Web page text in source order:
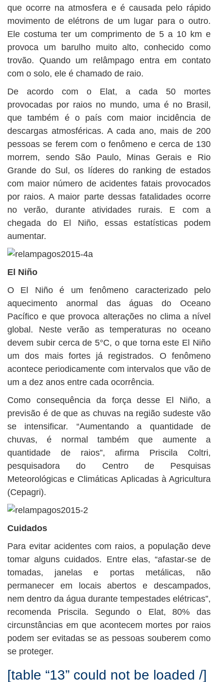
que ocorre na atmosfera e é causada pelo rápido
movimento de elétrons de um lugar para o outro.
Ele costuma ter um comprimento de 5 a 10 km e
provoca um barulho muito alto, conhecido como
trovão. Quando um relâmpago entra em contato
com o solo, ele é chamado de raio.
De acordo com o Elat, a cada 50 mortes
provocadas por raios no mundo, uma é no Brasil,
que também é o país com maior incidência de
descargas atmosféricas. A cada ano, mais de 200
pessoas se ferem com o fenômeno e cerca de 130
morrem, sendo São Paulo, Minas Gerais e Rio
Grande do Sul, os líderes do ranking de estados
com maior número de acidentes fatais provocados
por raios. A maior parte dessas fatalidades ocorre
no verão, durante atividades rurais. E com a
chegada do El Niño, essas estatísticas podem
aumentar.
El Niño
O El Niño é um fenômeno caracterizado pelo
aquecimento anormal das águas do Oceano
Pacífico e que provoca alterações no clima a nível
global. Neste verão as temperaturas no oceano
devem subir cerca de 5°C, o que torna este El Niño
um dos mais fortes já registrados. O fenômeno
acontece periodicamente com intervalos que vão de
um a dez anos entre cada ocorrência.
Como consequência da força desse El Niño, a
previsão é de que as chuvas na região sudeste vão
se intensificar. “Aumentando a quantidade de
chuvas, é normal também que aumente a
quantidade de raios”, afirma Priscila Coltri,
pesquisadora do Centro de Pesquisas
Meteorológicas e Climáticas Aplicadas à Agricultura
(Cepagri).
Cuidados
Para evitar acidentes com raios, a população deve
tomar alguns cuidados. Entre elas, “afastar-se de
tomadas, janelas e portas metálicas, não
permanecer em locais abertos e descampados,
nem dentro da água durante tempestades elétricas”,
recomenda Priscila. Segundo o Elat, 80% das
circunstâncias em que acontecem mortes por raios
podem ser evitadas se as pessoas souberem como
se proteger.
[table “13” could not be loaded /]